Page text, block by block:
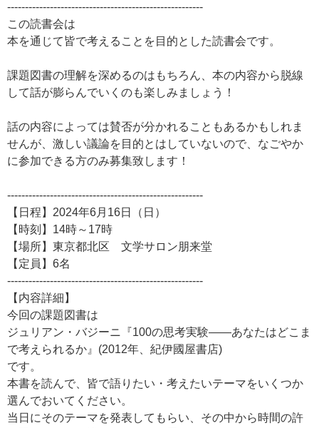
-------------------------------------------------------
この読書会は
本を通じて皆で考えることを目的とした読書会です。
課題図書の理解を深めるのはもちろん、本の内容から脱線
して話が膨らんでいくのも楽しみましょう！
話の内容によっては賛否が分かれることもあるかもしれま
せんが、激しい議論を目的とはしていないので、なごやか
に参加できる方のみ募集致します！
-------------------------------------------------------
【日程】2024年6月16日（日）
【時刻】14時～17時
【場所】東京都北区 文学サロン朋来堂
【定員】6名
-------------------------------------------------------
【内容詳細】
今回の課題図書は
ジュリアン・バジーニ『100の思考実験――あなたはどこま
で考えられるか』(2012年、紀伊國屋書店)
です。
本書を読んで、皆で語りたい・考えたいテーマをいくつか
選んでおいてください。
当日にそのテーマを発表してもらい、その中から時間の許